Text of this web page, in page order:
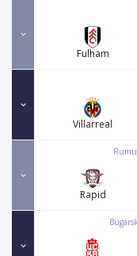
Fulham
Villarreal
Rapid